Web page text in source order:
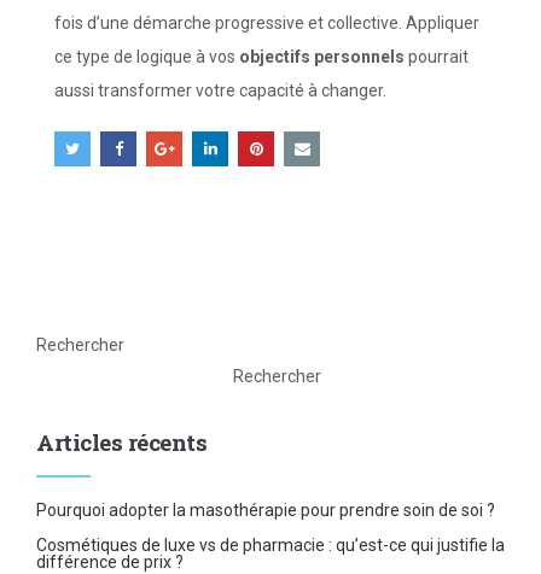
fois d’une démarche progressive et collective. Appliquer
ce type de logique à vos objectifs personnels pourrait
aussi transformer votre capacité à changer.
Rechercher
Rechercher
Articles récents
Pourquoi adopter la masothérapie pour prendre soin de soi ?
Cosmétiques de luxe vs de pharmacie : qu’est-ce qui justifie la
différence de prix ?